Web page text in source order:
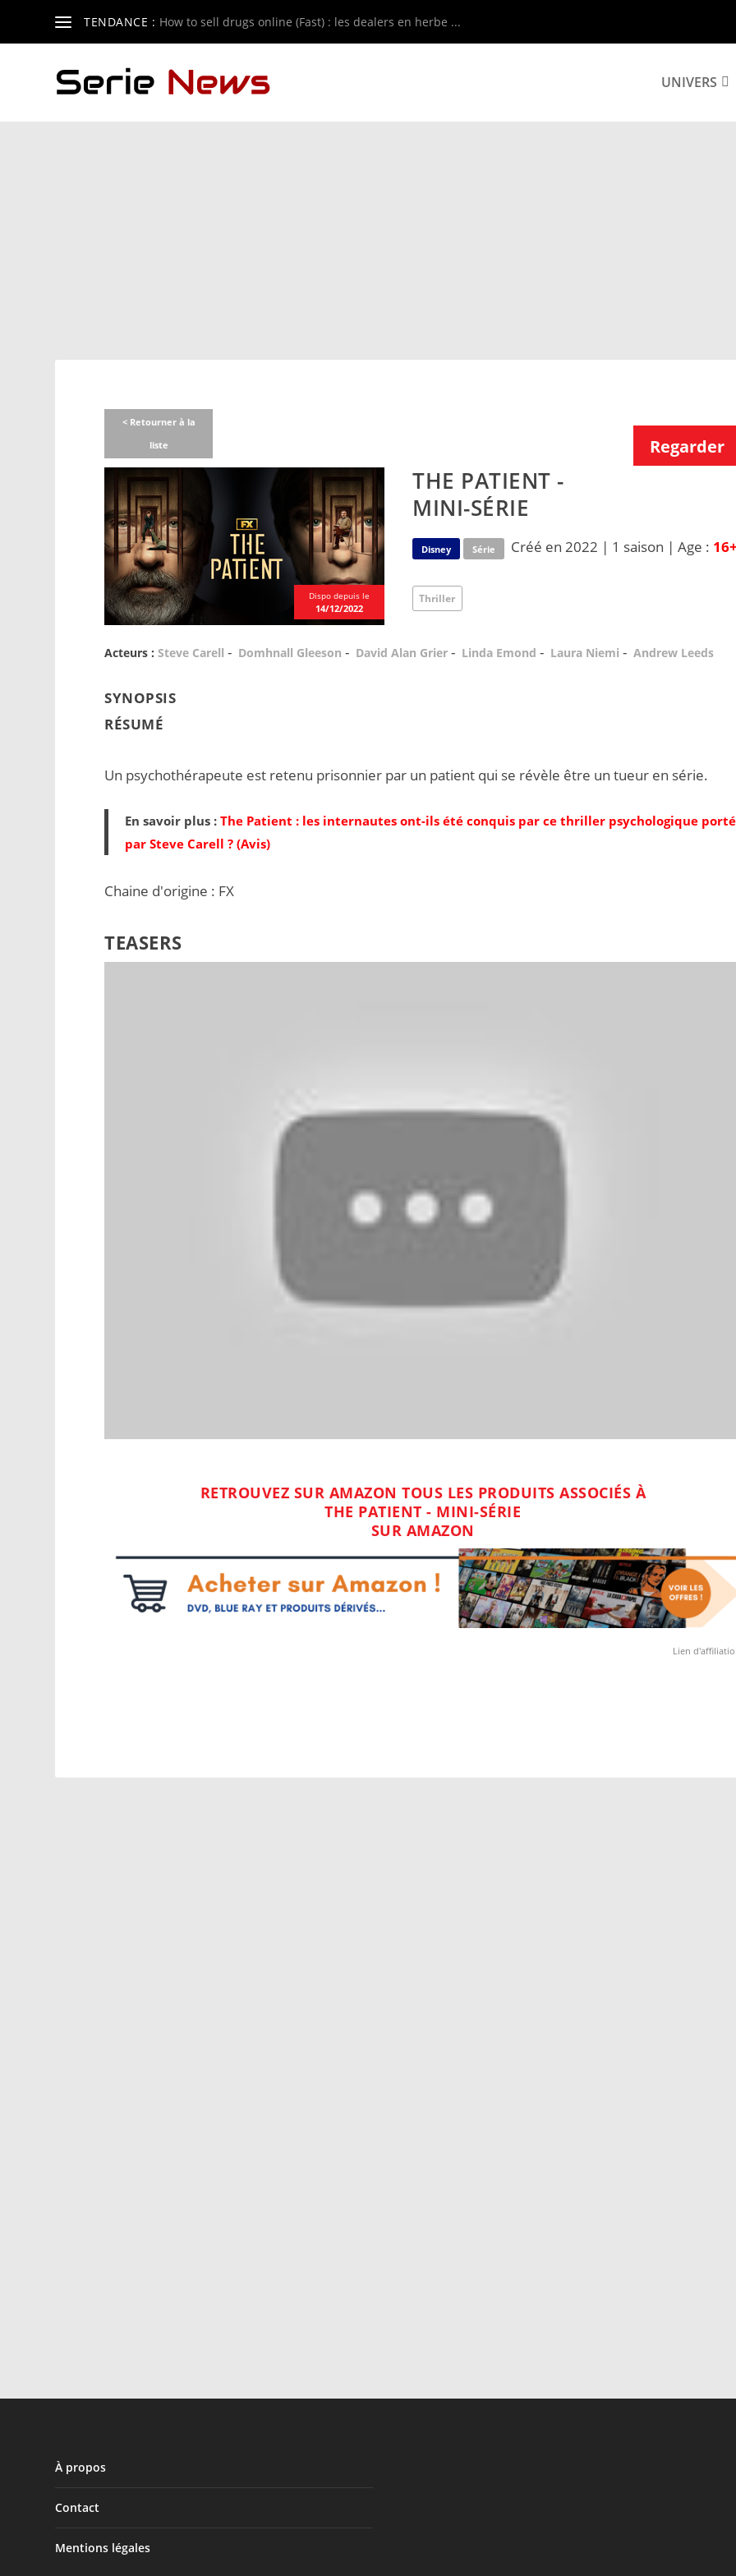
TENDANCE : How to sell drugs online (Fast) : les dealers en herbe ...
UNIVERS
< Retourner à la
liste
Regarder
Dispo depuis le
14/12/2022
THE PATIENT -
MINI-SÉRIE
Disney Série Créé en 2022 | 1 saison | Age :
Thriller
Acteurs :Steve Carell - Domhnall Gleeson - David Alan Grier - Linda Emond - Laura Niemi - Andrew Leeds
SYNOPSIS
RÉSUMÉ
Un psychothérapeute est retenu prisonnier par un patient qui se révèle être un tueur en série.
En savoir plus :The Patient : les internautes ont-ils été conquis par ce thriller psychologique porté
par Steve Carell ? (Avis)
Chaine d'origine : FX
TEASERS
RETROUVEZ SUR AMAZON TOUS LES PRODUITS ASSOCIÉS À
THE PATIENT - MINI-SÉRIE
SUR AMAZON
Lien
À propos
Contact
Mentions légales